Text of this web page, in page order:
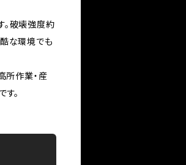
破壊強度約
な環境でも
所作業・産
。